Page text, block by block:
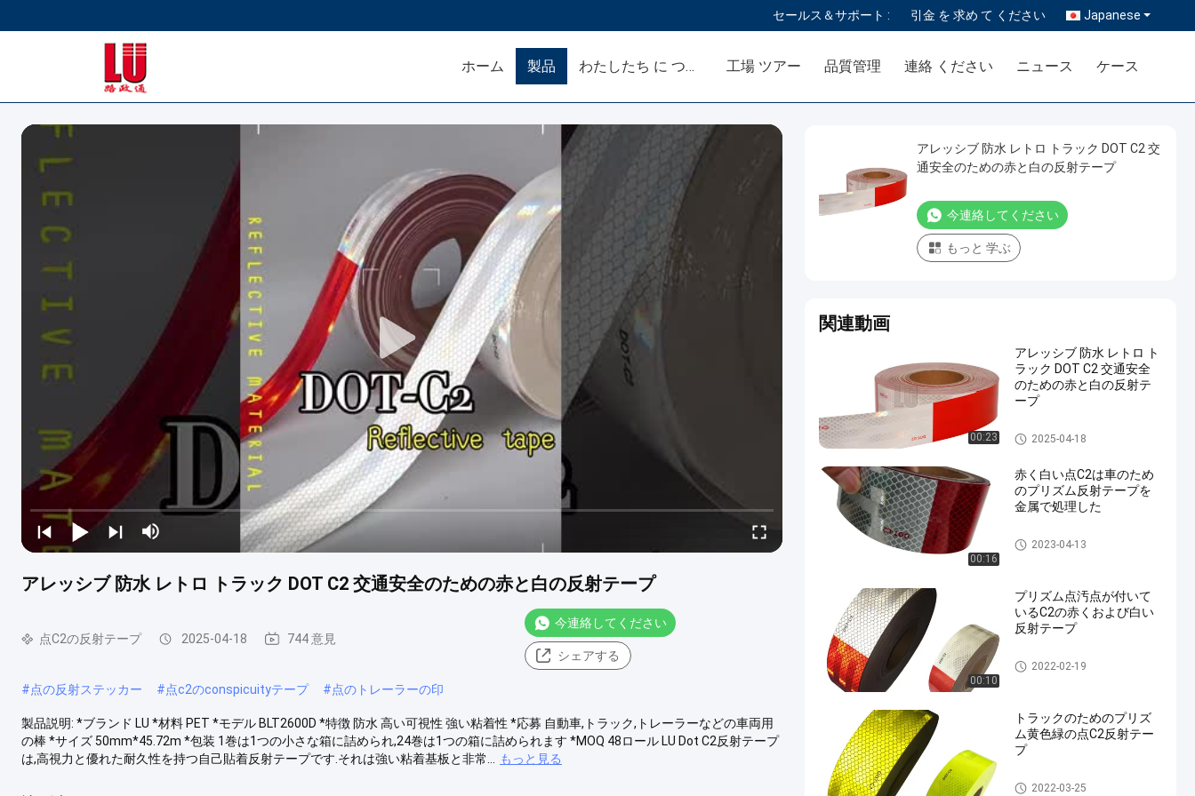
セールス＆サポート : 引金 を 求め て ください Japanese
ホーム 製品 わたしたち に つい て 工場 ツアー 品質管理 連絡 ください ニュース ケース
アレッシブ 防水 レトロ トラック DOT C2 交通安全のための赤と白の反射テープ
点C2の反射テープ 2025-04-18 744 意見
今連絡してください
シェアする
#点の反射ステッカー #点c2のconspicuityテープ #点のトレーラーの印
製品説明: *ブランド LU *材料 PET *モデル BLT2600D *特徴 防水 高い可視性 強い粘着性 *応募 自動車,トラック,トレーラーなどの車両用
の棒 *サイズ 50mm*45.72m *包装 1巻は1つの小さな箱に詰められ,24巻は1つの箱に詰められます *MOQ 48ロール LU Dot C2反射テープ
は,高視力と優れた耐久性を持つ自己貼着反射テープです.それは強い粘着基板と非常...
もっと見る
アレッシブ 防水 レトロ トラック DOT C2 交
通安全のための赤と白の反射テープ
今連絡してください
もっと 学ぶ
関連動画
00:23
アレッシブ 防水 レトロ ト
ラック DOT C2 交通安全
のための赤と白の反射テ
ープ
点C2の反射テープ
2025-04-18
00:16
赤く白い点C2は車のため
のプリズム反射テープを
金属で処理した
点C2の反射テープ
2023-04-13
00:10
プリズム点汚点が付いて
いるC2の赤くおよび白い
反射テープ
点C2の反射テープ
2022-02-19
トラックのためのプリズ
ム黄色緑の点C2反射テー
プ
点C2の反射テープ
2022-03-25